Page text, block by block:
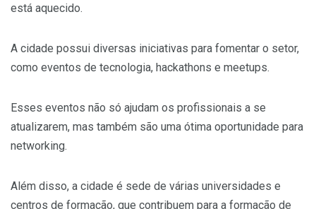
está aquecido.
A cidade possui diversas iniciativas para fomentar o setor,
como eventos de tecnologia, hackathons e meetups.
Esses eventos não só ajudam os profissionais a se
atualizarem, mas também são uma ótima oportunidade para
networking.
Além disso, a cidade é sede de várias universidades e
centros de formação, que contribuem para a formação de